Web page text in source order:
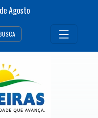
deAgosto